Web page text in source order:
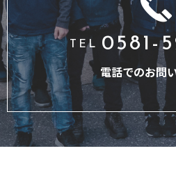
TEL 0581-
電話でのお問